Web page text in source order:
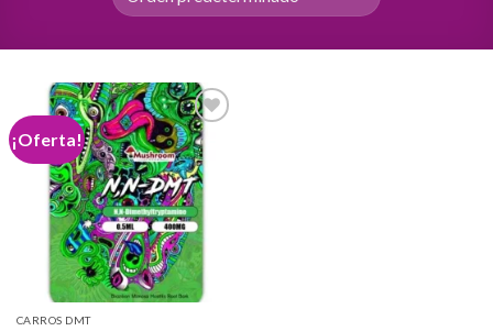
¡Oferta!
Add to
wishlist
CARROS DMT